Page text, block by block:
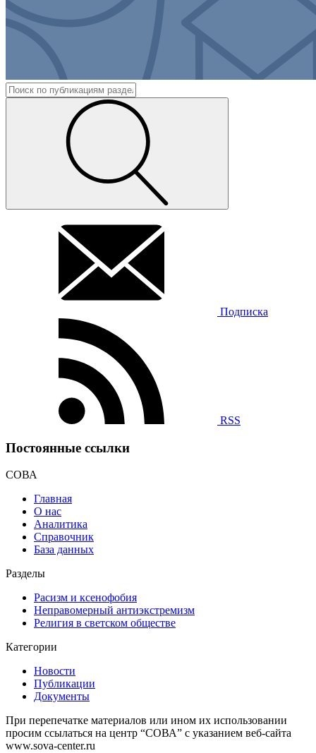
Подписка
RSS
Постоянные ссылки
СОВА
Главная
О нас
Аналитика
Справочник
База данных
Разделы
Расизм и ксенофобия
Неправомерный антиэкстремизм
Религия в светском обществе
Категории
Новости
Публикации
Документы
При перепечатке материалов или ином их использовании
просим ссылаться на центр “СОВА” с указанием веб-сайта
www.sova-center.ru